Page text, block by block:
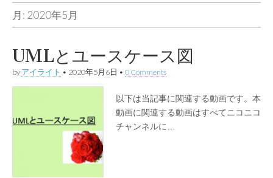
月: 2020年5月
UMLとユースケース図
by アイライト • 2020年5月6日 • 0 Comments
以下は当記事に関連する動画です。本
動画に関連する動画はすべてニコニコ
チャンネルに…